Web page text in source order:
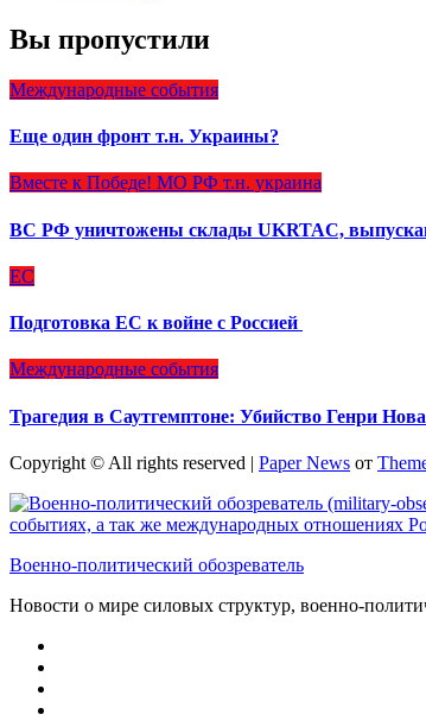
Вы пропустили
Международные события
Еще один фронт т.н. Украины?
Вместе к Победе! МО РФ т.н. украина
ВС РФ уничтожены склады UKRTAC,
ЕС
Подготовка ЕС к войне с Россией
Международные события
Трагедия в Саутгемптоне: Убийство Генри
Copyright © All rights reserved | Paper News от
Военно-политический обозреватель
Новости о мире силовых структур, военно-